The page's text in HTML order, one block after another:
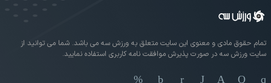
تمام حقوق مادی و معنوی این سایت متعلق به ورزش سه می باشد. شما می توانید از
سایت ورزش سه در صورت پذیرش موافقت نامه کاربری استفاده نمایید.